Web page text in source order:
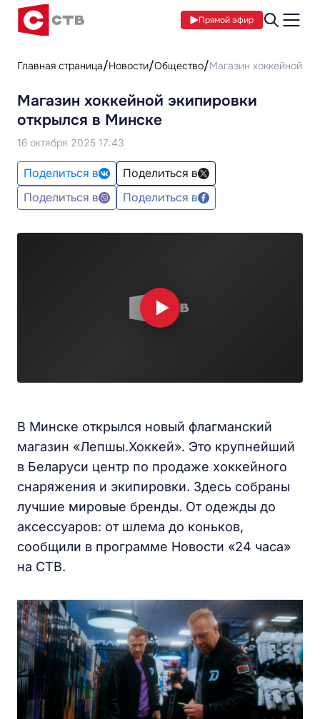
Прямой эфир
Главная страница Новости Общество Магазин хоккейной
Магазин хоккейной экипировки
открылся в Минске
16 октября 2025 17:43
Поделиться в
Поделиться в
Поделиться в
Поделиться в
В Минске открылся новый флагманский
магазин «Лепшы.Хоккей». Это крупнейший
в Беларуси центр по продаже хоккейного
снаряжения и экипировки. Здесь собраны
лучшие мировые бренды. От одежды до
аксессуаров: от шлема до коньков,
сообщили в программе Новости «24 часа»
на СТВ.